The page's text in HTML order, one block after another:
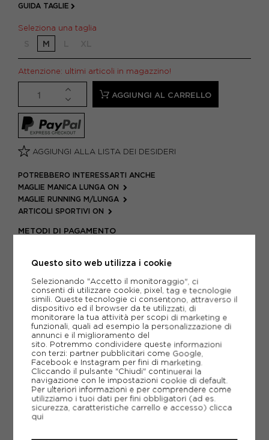
GUIDA TAGLIE
Seleziona una taglia
M
Attenzione: ultimi articoli in magazzino!
AGGIUNGI AL CARRELLO
AGGIUNGI ALLA LISTA DEI DESIDERI
POTREBBERO INTERESSARTI ANCHE
MAGLIE MANICA LUNGA ON
MAGLIE RUNNING M/LUNGA
ARTICOLI SPORTIVI ON
METODI DI PAGAMENTO
PIÙ INFORMAZIONI
SCHEDA TECNICA
GUIDA ALLE TAGLIE
CONSIGLIATI DA NOI
Questo sito web utilizza i cookie
Selezionando "Accetto il monitoraggio", ci
consenti di utilizzare cookie, pixel, tag e tecnologie
simili. Queste tecnologie ci consentono, attraverso il
dispositivo ed il browser da te utilizzati, di
monitorare la tua attività per scopi di marketing e
funzionali, quali ad esempio la personalizzazione di
annunci e il miglioramento del
sito. Potremmo condividere queste informazioni
con terzi: partner pubblicitari come Google,
Facebook e Instagram per fini di marketing.
Cliccando il pulsante "Chiudi" continuerai la
navigazione con le impostazioni cookie di default.
Per ulteriori informazioni e per comprendere come
utilizziamo i tuoi dati per fini obbligatori (ad es.
sicurezza, caratteristiche carrello e accesso) clicca
qui